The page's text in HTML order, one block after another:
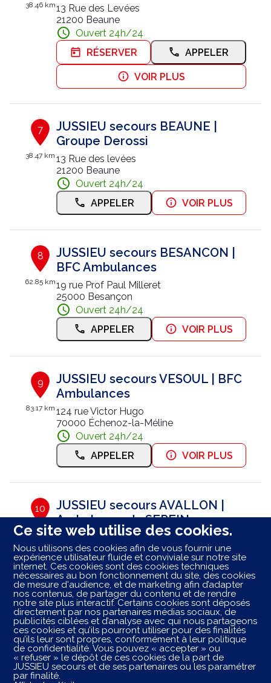
Ce site web utilise des cookies.
Nous utilisons des cookies afin de vous fournir une
expérience utilisateur fluide et conviviale sur notre site
internet. Ces cookies sont des cookies techniques
nécessaires au bon fonctionnement du site, des cookies
de mesure d'audience, et de marketing afin d’adapter
nos contenus, de partager du contenu et de rendre
notre site plus interactif. Certains cookies sont déposés
directement par nos partenaires médias sociaux, de
publicités ciblées et d’analyse avec qui nous partageons
ces cookies et qu’ils pourront utiliser pour des finalités
qu’ils leur sont propres, conformément à leur politique
de confidentialité. Vous pouvez « accepter » ou
« refuser » le dépôt de ces cookies de la part de
JUSSIEU secours et de ses partenaires ou les paramétrer
par finalité.
38.46 km13 Rue des Levées
21200 Beaune
Ouvert 24h/24
RÉSERVER
APPELER
VOIR PLUS
7
38.47 km
JUSSIEU secours BEAUNE |
Groupe Derossi
13 Rue des levées
21200 Beaune
Ouvert 24h/24
APPELER
VOIR PLUS
8
62.85 km
JUSSIEU secours BESANCON |
BFC Ambulances
19 rue Prof Paul Milleret
25000 Besançon
Ouvert 24h/24
APPELER
VOIR PLUS
9
83.17 km
JUSSIEU secours VESOUL | BFC
Ambulances
124 rue Victor Hugo
70000 Échenoz-la-Méline
Ouvert 24h/24
APPELER
VOIR PLUS
10
95.51 km
JUSSIEU secours AVALLON |
Ambulance du SEREIN
26 Route Paris
89200 Avallon
Ouvert 24h/24
RÉSERVER
APPELER
VOIR PLUS
Les centres ambulancierJUSSIEU secoursdans les
villes à proximité